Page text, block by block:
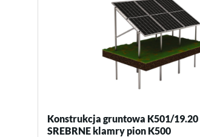
Konstrukcja gruntowa K501/19.20
CZARNE klamry pion K500